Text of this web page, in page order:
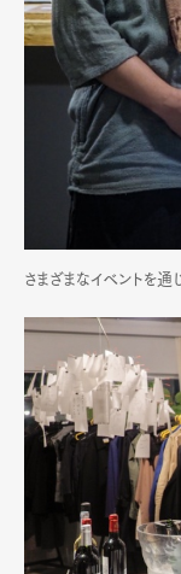
さまざまなイベントを